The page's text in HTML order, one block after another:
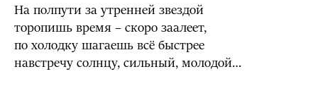
На полпути за утренней звездой
торопишь время – скоро заалеет,
по холодку шагаешь всё быстрее
навстречу солнцу, сильный, молодой…